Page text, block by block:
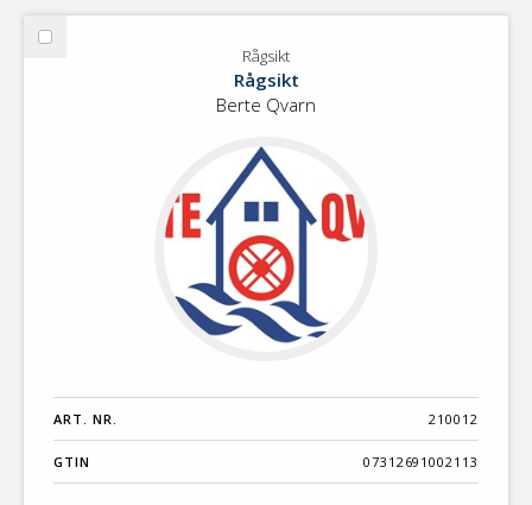
Välj
Rågsikt
Rågsikt
Berte Qvarn
ART. NR. 210012
GTIN 07312691002113